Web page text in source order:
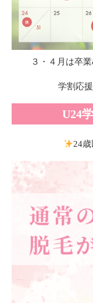
３・４月は卒
学割応
U24
24